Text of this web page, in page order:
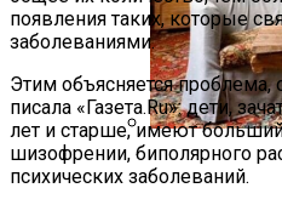
Русский
И Другие
появления таких, которые
заболеваниями.
Этим объясняется проблема,
писала «Газета.Ru»: дети,
лет и старше, имеют
шизофрении, биполярного
психических заболеваний.